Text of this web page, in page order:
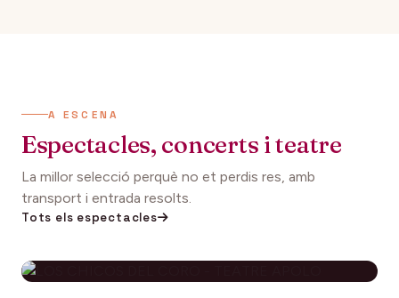
A ESCENA
Espectacles, concerts i teatre
La millor selecció perquè no et perdis res, amb
transport i entrada resolts.
Tots els espectacles